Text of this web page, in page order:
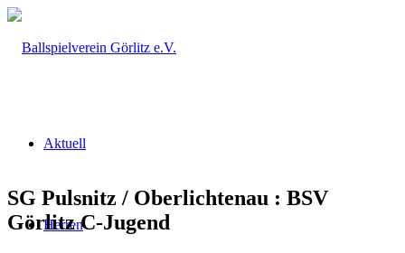
Aktuell
Herren
SG Pulsnitz / Oberlichtenau : BSV
Görlitz C-Jugend